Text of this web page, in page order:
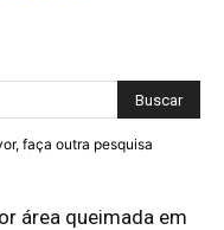
faça outra pesquisa
área queimada em